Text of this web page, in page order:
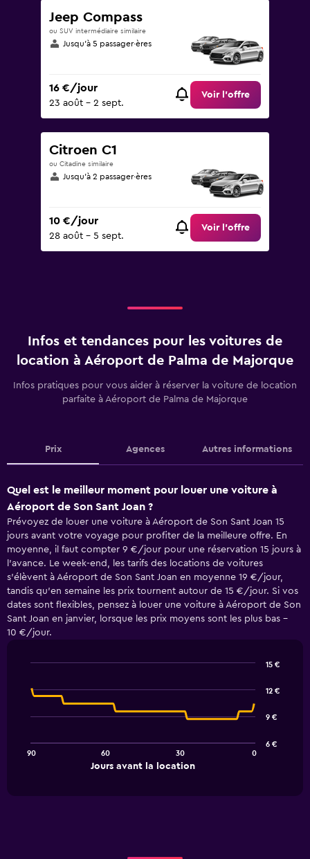
Jeep Compass
ou SUV intermédiaire similaire
Jusqu’à 5 passager·ères
16 €/jour
23 août - 2 sept.
Voir l’offre
Citroen C1
ou Citadine similaire
Jusqu’à 2 passager·ères
10 €/jour
28 août - 5 sept.
Voir l’offre
Infos et tendances pour les voitures de
location à Aéroport de Palma de Majorque
Infos pratiques pour vous aider à réserver la voiture de location
parfaite à Aéroport de Palma de Majorque
Prix Agences Autres informations
Quel est le meilleur moment pour louer une voiture à
Aéroport de Son Sant Joan ?
Prévoyez de louer une voiture à Aéroport de Son Sant Joan 15
jours avant votre voyage pour profiter de la meilleure offre. En
moyenne, il faut compter 9 €/jour pour une réservation 15 jours à
l'avance. Le week-end, les tarifs des locations de voitures
s'élèvent à Aéroport de Son Sant Joan en moyenne 19 €/jour,
tandis qu'en semaine les prix tournent autour de 15 €/jour. Si vos
dates sont flexibles, pensez à louer une voiture à Aéroport de Son
Sant Joan en janvier, lorsque les prix moyens sont les plus bas -
10 €/jour.
chart
with
The
graphic.
Jours avant la location
90 60 30 0
6 €
9 €
12 €
15 €